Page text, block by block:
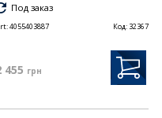
Под заказ
4055403887 Код: 32367
455 грн